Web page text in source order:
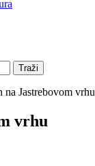
Traži
na Jastrebovom vrhu
vrhu